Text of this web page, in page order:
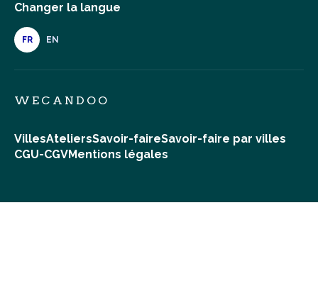
Changer la langue
FR EN
WECANDOO
VillesAteliersSavoir-faireSavoir-faire par villes
CGU-CGVMentions légales